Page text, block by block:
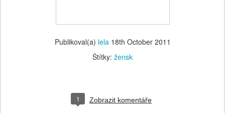
Publikoval(a) lela 18th October 2011
Štítky: žensk
1 Zobrazit komentáře